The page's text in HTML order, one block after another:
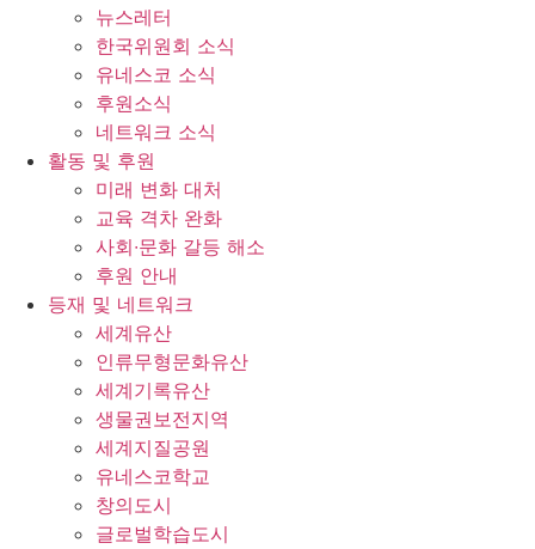
뉴스레터
한국위원회 소식
유네스코 소식
후원소식
네트워크 소식
활동 및 후원
미래 변화 대처
교육 격차 완화
사회∙문화 갈등 해소
후원 안내
등재 및 네트워크
세계유산
인류무형문화유산
세계기록유산
생물권보전지역
세계지질공원
유네스코학교
창의도시
글로벌학습도시